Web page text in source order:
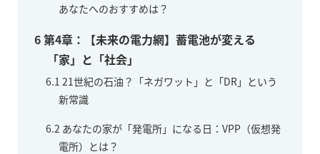
あなたへのおすすめは？
6第4章：【未来の電力網】蓄電池が変える
「家」と「社会」
6.1 21世紀の石油？「ネガワット」と「DR」という
新常識
6.2 あなたの家が「発電所」になる日：VPP（仮想発
電所）とは？